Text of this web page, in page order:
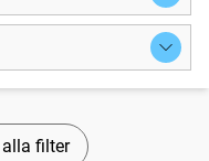
alla filter